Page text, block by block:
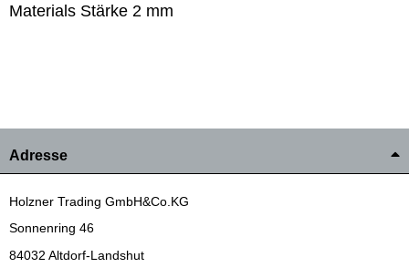
Materials Stärke 2 mm
Adresse
Holzner Trading GmbH&Co.KG
Sonnenring 46
84032 Altdorf-Landshut